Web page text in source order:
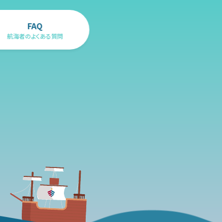
FAQ
航海者のよくある質問